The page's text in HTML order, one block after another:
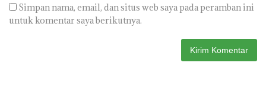
Simpan nama, email, dan situs web saya pada peramban ini
untuk komentar saya berikutnya.